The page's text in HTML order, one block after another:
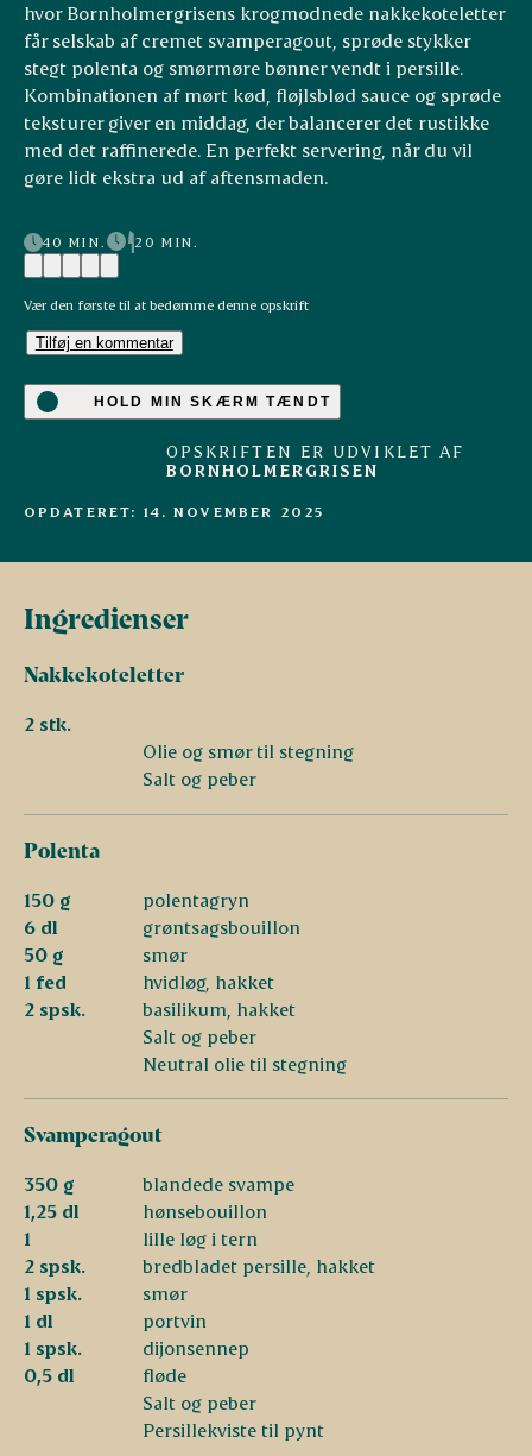
hvor Bornholmergrisens krogmodnede nakkekoteletter
får selskab af cremet svamperagout, sprøde stykker
stegt polenta og smørmøre bønner vendt i persille.
Kombinationen af mørt kød, fløjlsblød sauce og sprøde
teksturer giver en middag, der balancerer det rustikke
med det raffinerede. En perfekt servering, når du vil
gøre lidt ekstra ud af aftensmaden.
40 MIN. 20 MIN.
Vær den første til at bedømme denne opskrift
Tilføj en kommentar
HOLD MIN SKÆRM TÆNDT
danske landmænd
OPSKRIFTEN ER UDVIKLET AF
BORNHOLMERGRISEN
OPDATERET: 14. NOVEMBER 2025
Ingredienser
Nakkekoteletter
2 stk.
Olie og smør til stegning
Salt og peber
Polenta
150 g
polentagryn
6 dl
grøntsagsbouillon
50 g
smør
1 fed
hvidløg, hakket
2 spsk.
basilikum, hakket
Salt og peber
Neutral olie til stegning
Svamperagout
350 g
blandede svampe
1,25 dl
hønsebouillon
1
lille løg i tern
2 spsk.
bredbladet persille, hakket
1 spsk.
smør
1 dl
portvin
1 spsk.
dijonsennep
0,5 dl
fløde
Salt og peber
Persillekviste til pynt